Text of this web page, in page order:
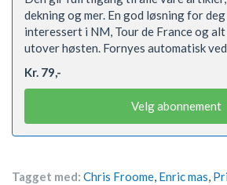
dekning og mer. En god løsning for
interessert i NM, Tour de France og
utover høsten. Fornyes automatisk
Kr. 79,-
Velg abonnement
Tagget med: Chris Froome, Enric mas,